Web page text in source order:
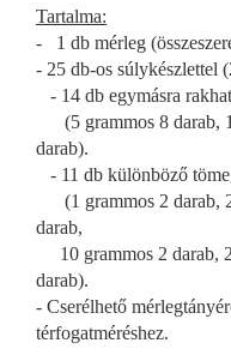
Tartalma:
- 1 db mérleg
- 25 db-os súlykészlettel
- 14 db egymásra
(5 grammos 8 darab,
darab).
- 11 db különböző
(1 grammos 2 darab, 2
darab,
10 grammos 2 darab,
darab).
- Cserélhető
térfogatméréshez.